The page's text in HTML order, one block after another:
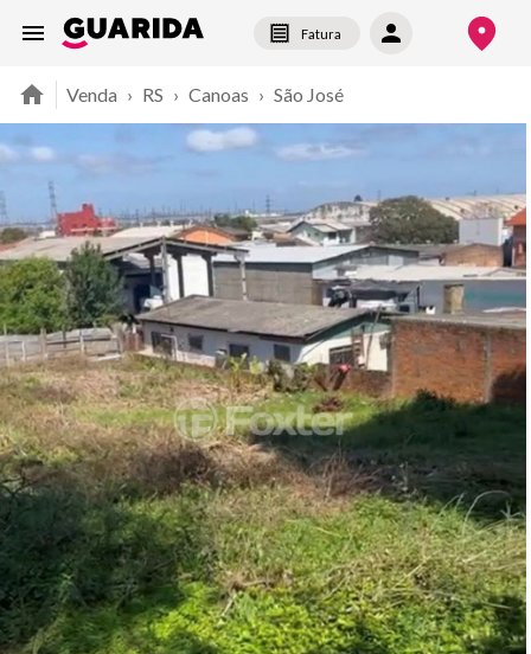
Fatura
Venda › RS › Canoas › São José